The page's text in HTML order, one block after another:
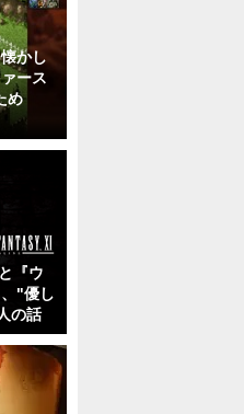
かし
ース
め
『ウ
"優し
の話